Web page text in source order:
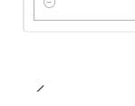
Cantidad